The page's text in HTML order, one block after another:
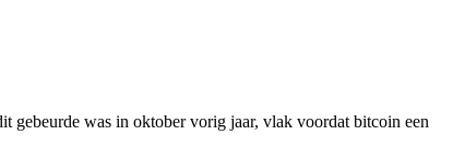
gebeurde was in oktober vorig jaar, vlak voordat bitcoin een